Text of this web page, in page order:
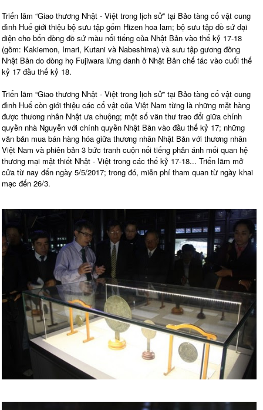
Triển lãm “Giao thương Nhật - Việt trong lịch sử” tại Bảo tàng cổ vật cung
đình Huế giới thiệu bộ sưu tập gốm Hizen hoa lam; bộ sưu tập đồ sứ đại
diện cho bốn dòng đồ sứ màu nổi tiếng của Nhật Bản vào thế kỷ 17-18
(gồm: Kakiemon, Imari, Kutani và Nabeshima) và sưu tập gương đồng
Nhật Bản do dòng họ Fujiwara lừng danh ở Nhật Bản chế tác vào cuối thế
kỷ 17 đầu thế kỷ 18.
Triển lãm “Giao thương Nhật - Việt trong lịch sử” tại Bảo tàng cổ vật cung
đình Huế còn giới thiệu các cổ vật của Việt Nam từng là những mặt hàng
được thương nhân Nhật ưa chuộng; một số văn thư trao đổi giữa chính
quyền nhà Nguyễn với chính quyền Nhật Bản vào đầu thế kỷ 17; những
văn bản mua bán hàng hóa giữa thương nhân Nhật Bản với thương nhân
Việt Nam và phiên bản 3 bức tranh cuộn nổi tiếng phản ánh mối quan hệ
thương mại mật thiết Nhật - Việt trong các thế kỷ 17-18... Triển lãm mở
cửa từ nay đến ngày 5/5/2017; trong đó, miễn phí tham quan từ ngày khai
mạc đến 26/3.